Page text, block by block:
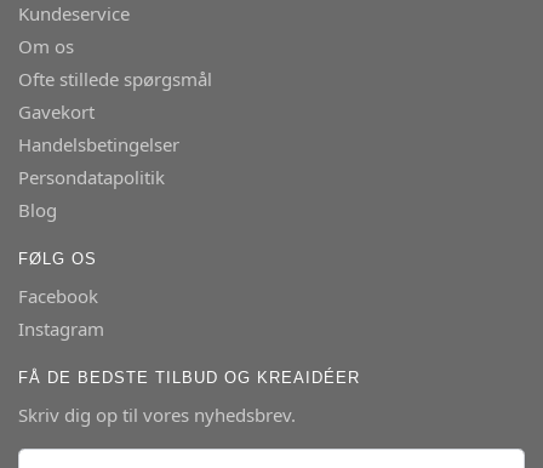
Kundeservice
Om os
Ofte stillede spørgsmål
Gavekort
Handelsbetingelser
Persondatapolitik
Blog
FØLG OS
Facebook
Instagram
FÅ DE BEDSTE TILBUD OG KREAIDÉER
Skriv dig op til vores nyhedsbrev.